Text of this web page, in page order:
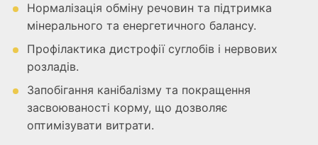
Нормалізація обміну речовин та підтримка
мінерального та енергетичного балансу.
Профілактика дистрофії суглобів і нервових
розладів.
Запобігання канібалізму та покращення
засвоюваності корму, що дозволяє
оптимізувати витрати.